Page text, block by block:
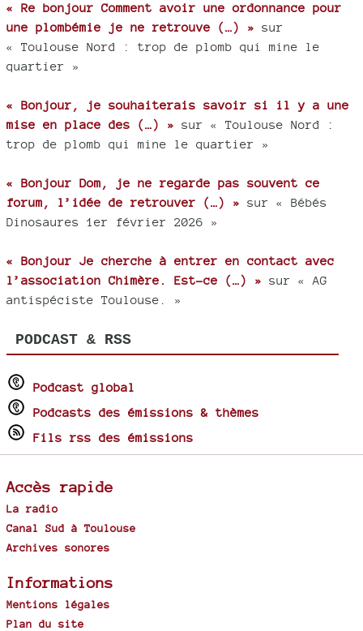
« Re bonjour Comment avoir une ordonnance pour
une plombémie je ne retrouve (…) » sur
« Toulouse Nord : trop de plomb qui mine le
quartier »
« Bonjour, je souhaiterais savoir si il y a une
mise en place des (…) » sur « Toulouse Nord :
trop de plomb qui mine le quartier »
« Bonjour Dom, je ne regarde pas souvent ce
forum, l’idée de retrouver (…) » sur « Bébés
Dinosaures 1er février 2026 »
« Bonjour Je cherche à entrer en contact avec
l’association Chimère. Est-ce (…) » sur « AG
antispéciste Toulouse. »
PODCAST & RSS
Podcast global
Podcasts des émissions & thèmes
Fils rss des émissions
Accès rapide
La radio
Canal Sud à Toulouse
Archives sonores
Informations
Mentions légales
Plan du site